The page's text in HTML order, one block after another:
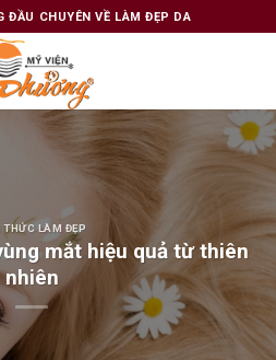
ĐẦU CHUYÊN VỀ LÀM ĐẸP DA
THỨC LÀM ĐẸP
mắt hiệu quả từ thiên
nhiên